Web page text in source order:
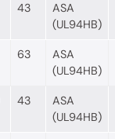
43
ASA
(UL94HB)
63
ASA
(UL94HB)
43
ASA
(UL94HB)